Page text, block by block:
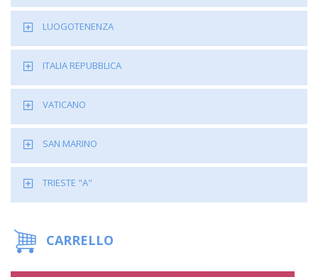
LUOGOTENENZA
ITALIA REPUBBLICA
VATICANO
SAN MARINO
TRIESTE "A"
CARRELLO